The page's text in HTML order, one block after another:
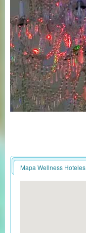
Mapa Wellness Hoteles